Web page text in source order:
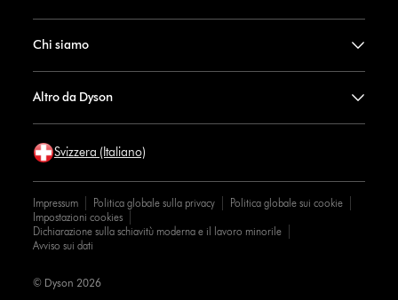
Chi siamo
Altro da Dyson
Svizzera (Italiano)
Impressum Politica globale sulla privacy
Politica globale sui cookie
Impostazioni cookies
Dichiarazione sulla schiavitù moderna e il lavoro minorile
Avviso sui dati
© Dyson 2026